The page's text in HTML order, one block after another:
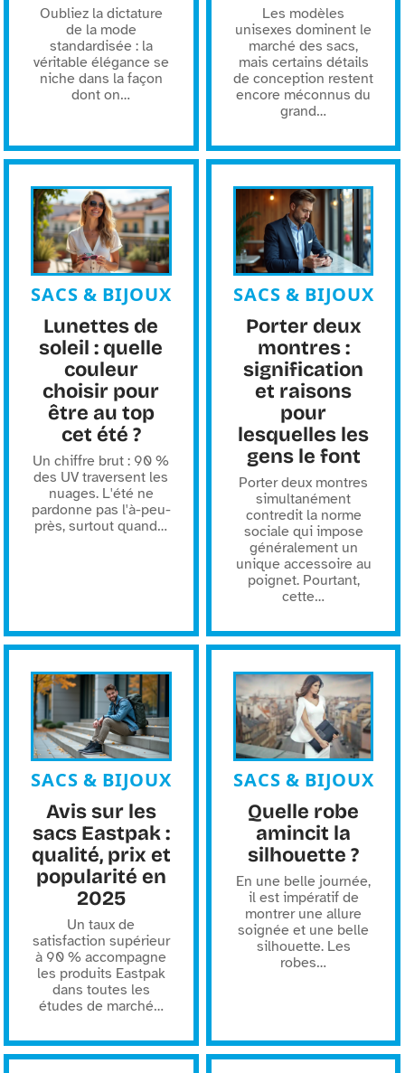
Oubliez la dictature
de la mode
standardisée : la
véritable élégance se
niche dans la façon
dont on…
Les modèles
unisexes dominent le
marché des sacs,
mais certains détails
de conception restent
encore méconnus du
grand…
SACS & BIJOUX
Lunettes de
soleil : quelle
couleur
choisir pour
être au top
cet été ?
Un chiffre brut : 90 %
des UV traversent les
nuages. L'été ne
pardonne pas l'à-peu-
près, surtout quand…
SACS & BIJOUX
Porter deux
montres :
signification
et raisons
pour
lesquelles les
gens le font
Porter deux montres
simultanément
contredit la norme
sociale qui impose
généralement un
unique accessoire au
poignet. Pourtant,
cette…
SACS & BIJOUX
Avis sur les
sacs Eastpak :
qualité, prix et
popularité en
2025
Un taux de
satisfaction supérieur
à 90 % accompagne
les produits Eastpak
dans toutes les
études de marché…
SACS & BIJOUX
Quelle robe
amincit la
silhouette ?
En une belle journée,
il est impératif de
montrer une allure
soignée et une belle
silhouette. Les
robes…